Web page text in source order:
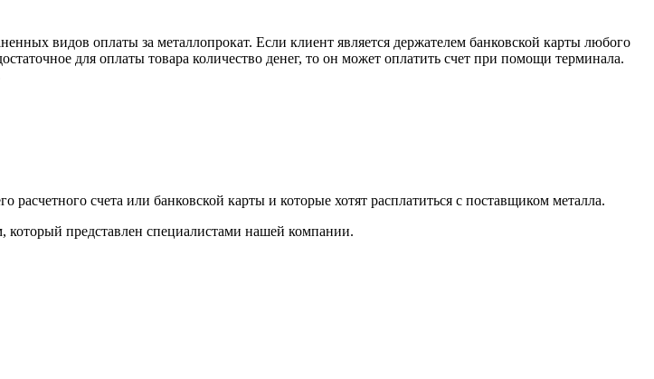
видов оплаты за металлопрокат. Если клиент является держателем банковской карты любого
для оплаты товара количество денег, то он может оплатить счет при помощи терминала.
счета или банковской карты и которые хотят расплатиться с поставщиком металла.
который представлен специалистами нашей компании.